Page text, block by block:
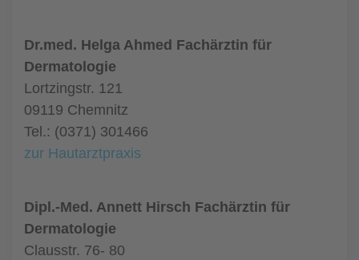
Dr.med. Helga Ahmed Fachärztin für
Dermatologie
Lortzingstr. 121
09119 Chemnitz
Tel.: (0371) 301466
zur Hautarztpraxis
Dipl.-Med. Annett Hirsch Fachärztin für
Dermatologie
Clausstr. 76- 80